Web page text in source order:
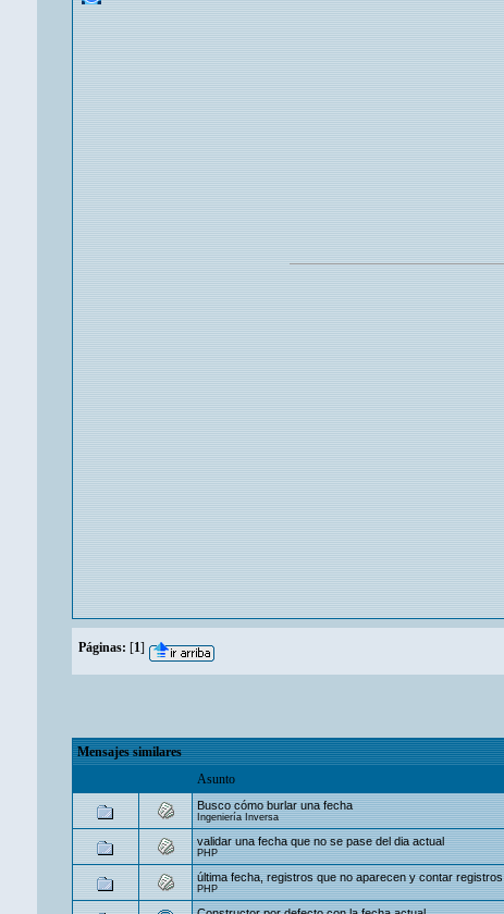
Páginas: [1]
Mensajes similares
Asunto
Busco cómo burlar una fecha
Ingeniería Inversa
validar una fecha que no se pase del dia actual
PHP
última fecha, registros que no aparecen y contar registros
PHP